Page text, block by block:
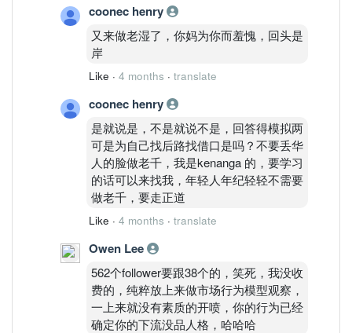
coonec henry
又来做老湿了，你妈为你而羞愧，回头是
岸
Like · 4 months · translate
coonec henry
是就说是，不是就说不是，回答得模拟两
可是为自己找后路找借口是吗？不要丢华
人的脸做老千，我是kenanga 的，要学习
的话可以来找我，年轻人年纪轻轻不需要
做老千，要走正道
Like · 4 months · translate
Owen Lee
562个follower要跟38个的，笑死，我没收
费的，纯粹放上来做市场行为模型观察，
一上来就没有素质的开喷，你的行为已经
确定你的下流没品人格，哈哈哈